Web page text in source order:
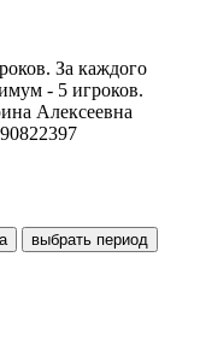
За каждого
- 5 игроков.
Алексеевна
выбрать период